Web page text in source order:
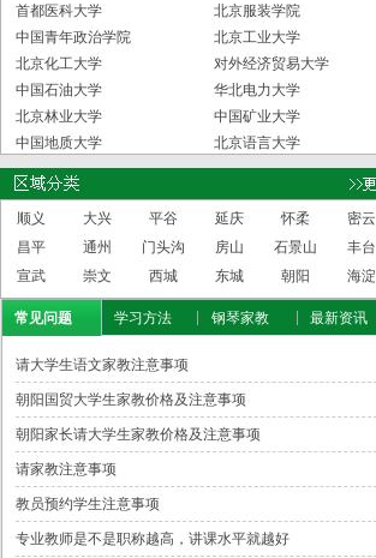
首都医科大学
北京服装学院
中国青年政治学院
北京工业大学
北京化工大学
对外经济贸易大学
中国石油大学
华北电力大学
北京林业大学
中国矿业大学
中国地质大学
北京语言大学
顺义 大兴 平谷 延庆 怀柔
密云
昌平
通州 门头沟 房山 石景山
丰台
宣武
崇文 西城 东城 朝阳 海淀
常见问题 学习方法 钢琴家教 最新资讯
请大学生语文家教注意事项
朝阳国贸大学生家教价格及注意事项
朝阳家长请大学生家教价格及注意事项
请家教注意事项
教员预约学生注意事项
专业教师是不是职称越高，讲课水平就越好